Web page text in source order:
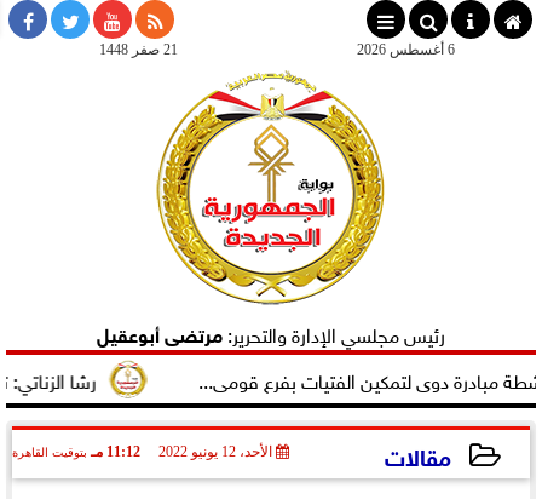
× 21 صفر 1448 6 أغسطس 2026
رئيس مجلسي الإدارة والتحرير:مرتضى أبوعقيل
رشا الزناتي: تهنئ دوى لتمكين الفتيات بفرع قومى...
مقالات الأحد، 12 يونيو 2022 11:12 مـ بتوقيت القاهرة